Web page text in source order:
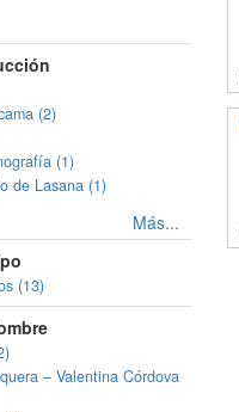
(2)
(1)
de Lasana (1)
Más...
(13)
– Valentina Córdova